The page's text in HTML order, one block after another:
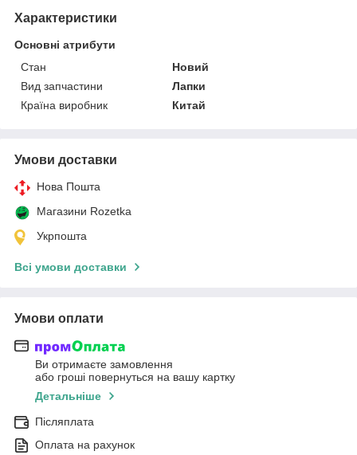
Характеристики
Основні атрибути
Стан
Новий
Вид запчастини
Лапки
Країна виробник
Китай
Умови доставки
Нова Пошта
Магазини Rozetka
Укрпошта
Всі умови доставки
Умови оплати
Ви отримаєте замовлення
або гроші повернуться на вашу картку
Детальніше
Післяплата
Оплата на рахунок